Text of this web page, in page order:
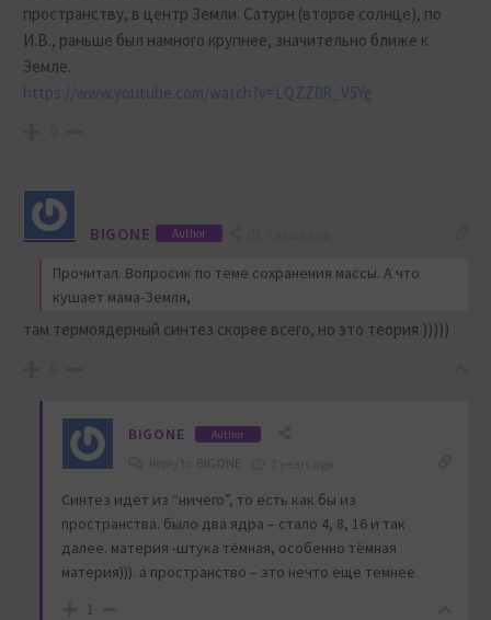
пространству, в центр Земли. Сатурн (второе солнце), по
И.В., раньше был намного крупнее, значительно ближе к
Земле.
https://www.youtube.com/watch?v=LQZZ0R_V5Yg
BIGONE Author
Прочитал. Вопросик по теме сохранения массы. А что
кушает мама-Земля,
там термоядерный синтез скорее всего, но это теория )))))
BIGONE Author
BIGONE
Синтез идет из “ничего”, то есть как бы из
пространства. было два ядра – стало 4, 8, 16 и так
далее. материя -штука тёмная, особенно тёмная
материя))). а пространство – это нечто еще темнее.
1